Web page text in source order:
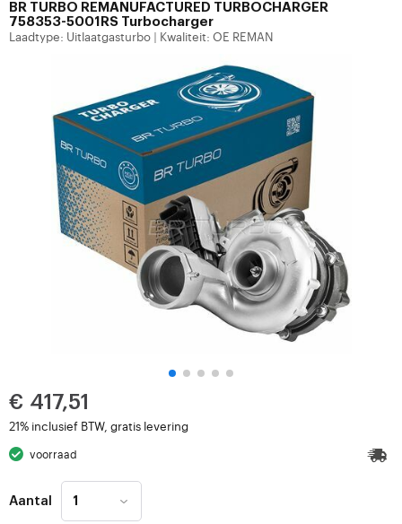
BR TURBO REMANUFACTURED TURBOCHARGER
758353-5001RS Turbocharger
Laadtype: Uitlaatgasturbo Kwaliteit: OE REMAN
€ 417,51
21% inclusief BTW, gratis levering
voorraad
Aantal